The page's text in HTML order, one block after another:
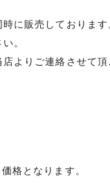
に販売しておりま
。
よりご連絡させて頂
格となります。